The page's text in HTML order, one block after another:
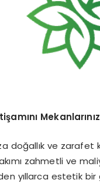
doğallık ve zarafet
zahmetli ve
yıllarca estetik bir